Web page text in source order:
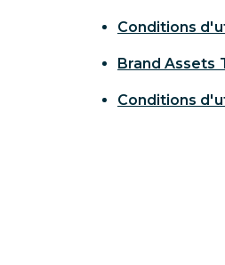
Conditions
Brand Assets
Conditions